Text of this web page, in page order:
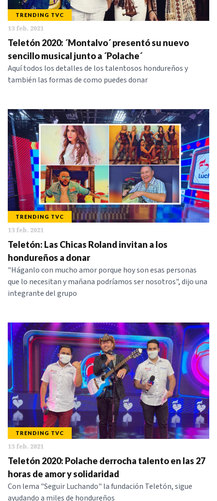
TRENDING TVC
13 feb. 2021
Teletón 2020: ´Montalvo´ presentó su nuevo
sencillo musical junto a ´Polache´
Aquí todos los detalles de los talentosos hondureños y
también las formas de como puedes donar
TRENDING TVC
13 feb. 2021
Teletón: Las Chicas Roland invitan a los
hondureños a donar
"Háganlo con mucho amor porque hoy son esas personas
que lo necesitan y mañana podríamos ser nosotros", dijo una
integrante del grupo
TRENDING TVC
13 feb. 2021
Teletón 2020: Polache derrocha talento en las 27
horas de amor y solidaridad
Con lema "Seguir Luchando" la fundación Teletón, sigue
ayudando a miles de hondureños